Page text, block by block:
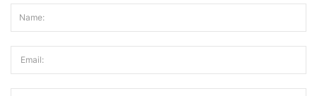
Name:
Email: